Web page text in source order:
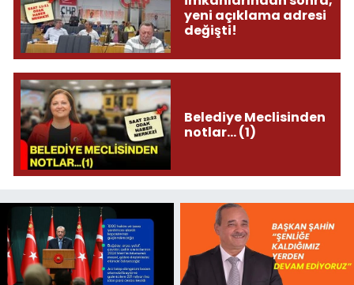
yeni açıklama adresi
değişti!
Belediye Meclisinden
notlar... (1)